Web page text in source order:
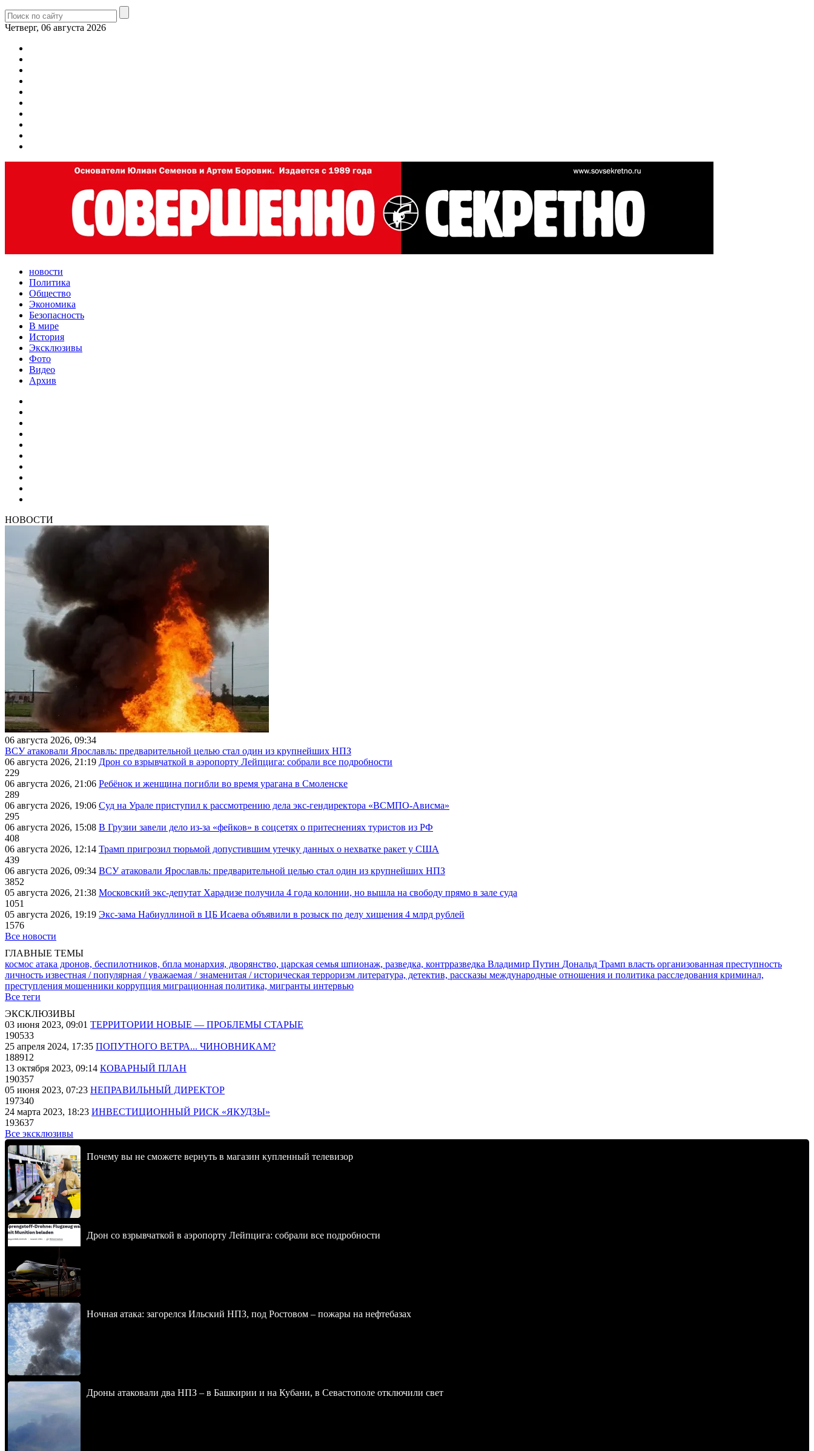
Четверг, 06 августа 2026
новости
Политика
Общество
Экономика
Безопасность
В мире
История
Эксклюзивы
Фото
Видео
Архив
НОВОСТИ
06 августа 2026, 09:34
ВСУ атаковали Ярославль: предварительной целью стал один из крупнейших НПЗ
06 августа 2026, 21:19 Дрон со взрывчаткой в аэропорту Лейпцига: собрали все подробности
229
06 августа 2026, 21:06 Ребёнок и женщина погибли во время урагана в Смоленске
289
06 августа 2026, 19:06 Суд на Урале приступил к рассмотрению дела экс-гендиректора «ВСМПО-Ависма»
295
06 августа 2026, 15:08 В Грузии завели дело из-за «фейков» в соцсетях о притеснениях туристов из РФ
408
06 августа 2026, 12:14 Трамп пригрозил тюрьмой допустившим утечку данных о нехватке ракет у США
439
06 августа 2026, 09:34 ВСУ атаковали Ярославль: предварительной целью стал один из крупнейших НПЗ
3852
05 августа 2026, 21:38 Московский экс-депутат Харадизе получила 4 года колонии, но вышла на свободу прямо в зале суда
1051
05 августа 2026, 19:19 Экс-зама Набиуллиной в ЦБ Исаева объявили в розыск по делу хищения 4 млрд рублей
1576
Все новости
ГЛАВНЫЕ ТЕМЫ
космос атака дронов, беспилотников, бпла монархия, дворянство, царская семья шпионаж, разведка, контрразведка Владимир Путин Дональд Трамп власть организованная преступность
личность известная / популярная / уважаемая / знаменитая / историческая терроризм литература, детектив, рассказы международные отношения и политика расследования криминал,
преступления мошенники коррупция миграционная политика, мигранты интервью
Все теги
ЭКСКЛЮЗИВЫ
03 июня 2023, 09:01 ТЕРРИТОРИИ НОВЫЕ — ПРОБЛЕМЫ СТАРЫЕ
190533
25 апреля 2024, 17:35 ПОПУТНОГО ВЕТРА... ЧИНОВНИКАМ?
188912
13 октября 2023, 09:14 КОВАРНЫЙ ПЛАН
190357
05 июня 2023, 07:23 НЕПРАВИЛЬНЫЙ ДИРЕКТОР
197340
24 марта 2023, 18:23 ИНВЕСТИЦИОННЫЙ РИСК «ЯКУДЗЫ»
193637
Все эксклюзивы
Почему вы не сможете вернуть в магазин купленный телевизор
Дрон со взрывчаткой в аэропорту Лейпцига: собрали все подробности
Ночная атака: загорелся Ильский НПЗ, под Ростовом – пожары на нефтебазах
Дроны атаковали два НПЗ – в Башкирии и на Кубани, в Севастополе отключили свет